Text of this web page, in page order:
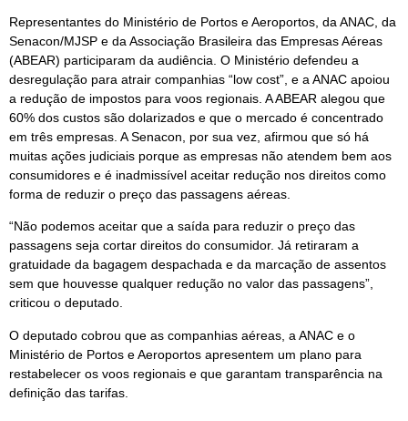
Representantes do Ministério de Portos e Aeroportos, da ANAC, da
Senacon/MJSP e da Associação Brasileira das Empresas Aéreas
(ABEAR) participaram da audiência. O Ministério defendeu a
desregulação para atrair companhias “low cost”, e a ANAC apoiou
a redução de impostos para voos regionais. A ABEAR alegou que
60% dos custos são dolarizados e que o mercado é concentrado
em três empresas. A Senacon, por sua vez, afirmou que só há
muitas ações judiciais porque as empresas não atendem bem aos
consumidores e é inadmissível aceitar redução nos direitos como
forma de reduzir o preço das passagens aéreas.
“Não podemos aceitar que a saída para reduzir o preço das
passagens seja cortar direitos do consumidor. Já retiraram a
gratuidade da bagagem despachada e da marcação de assentos
sem que houvesse qualquer redução no valor das passagens”,
criticou o deputado.
O deputado cobrou que as companhias aéreas, a ANAC e o
Ministério de Portos e Aeroportos apresentem um plano para
restabelecer os voos regionais e que garantam transparência na
definição das tarifas.